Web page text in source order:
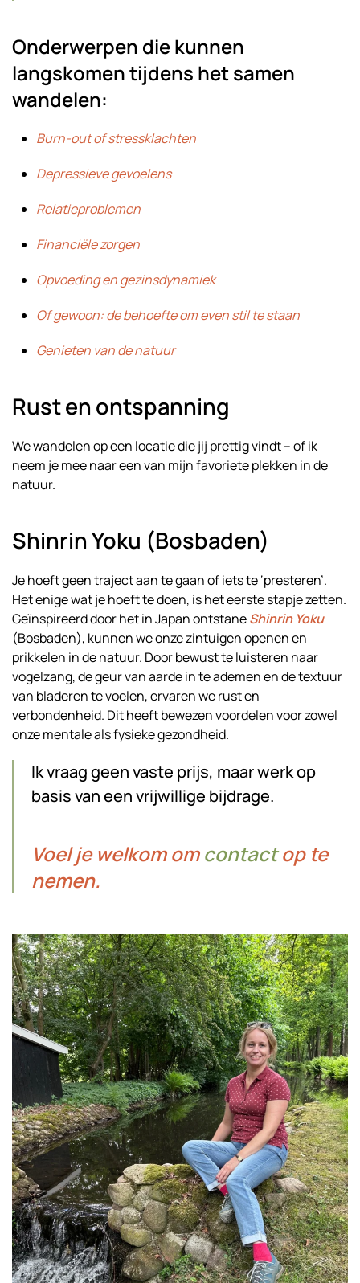
Onderwerpen die kunnen
langskomen tijdens het samen
wandelen:
Burn-out of stressklachten
Depressieve gevoelens
Relatieproblemen
Financiële zorgen
Opvoeding en gezinsdynamiek
Of gewoon: de behoefte om even stil te staan
Genieten van de natuur
Rust en ontspanning
We wandelen op een locatie die jij prettig vindt – of ik
neem je mee naar een van mijn favoriete plekken in de
natuur.
Shinrin Yoku (Bosbaden)
Je hoeft geen traject aan te gaan of iets te ‘presteren’.
Het enige wat je hoeft te doen, is het eerste stapje zetten.
Geïnspireerd door het in Japan ontstaneShinrin Yoku
(Bosbaden), kunnen we onze zintuigen openen en
prikkelen in de natuur. Door bewust te luisteren naar
vogelzang, de geur van aarde in te ademen en de textuur
van bladeren te voelen, ervaren we rust en
verbondenheid. Dit heeft bewezen voordelen voor zowel
onze mentale als fysieke gezondheid.
Ik vraag geen vaste prijs, maar werk op
basis van een vrijwillige bijdrage.
Voel je welkom omcontactop te
nemen.